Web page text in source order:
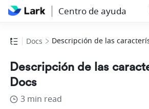
Centro de ayuda
Docs Descripción de las
Descripción de las
Docs
3 min read